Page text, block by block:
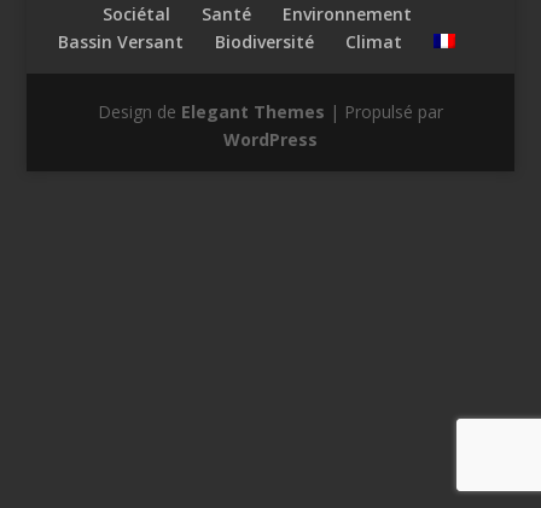
Sociétal
Santé
Environnement
Bassin Versant
Biodiversité Climat
Design de Elegant Themes | Propulsé par
WordPress